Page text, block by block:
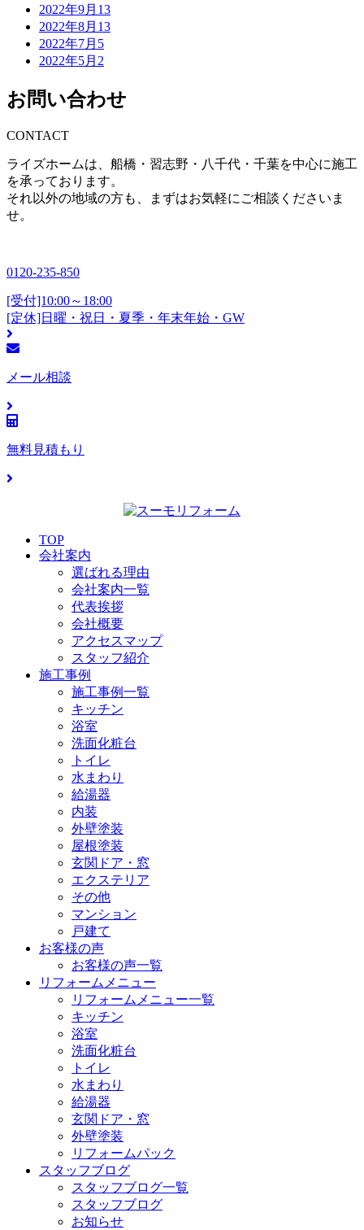
2022年9月 13
2022年8月 13
2022年7月 5
2022年5月 2
お問い合わせ
CONTACT
ライズホームは、船橋・習志野・八千代・千葉を中心に施工
を承っております。
それ以外の地域の方も、まずはお気軽にご相談くださいま
せ。
0120-235-850
[受付]10:00～18:00
[定休]日曜・祝日・夏季・年末年始・GW
メール相談
無料見積もり
TOP
会社案内
選ばれる理由
会社案内一覧
代表挨拶
会社概要
アクセスマップ
スタッフ紹介
施工事例
施工事例一覧
キッチン
浴室
洗面化粧台
トイレ
水まわり
給湯器
内装
外壁塗装
屋根塗装
玄関ドア・窓
エクステリア
その他
マンション
戸建て
お客様の声
お客様の声一覧
リフォームメニュー
リフォームメニュー一覧
キッチン
浴室
洗面化粧台
トイレ
水まわり
給湯器
玄関ドア・窓
外壁塗装
リフォームパック
スタッフブログ
スタッフブログ一覧
スタッフブログ
お知らせ